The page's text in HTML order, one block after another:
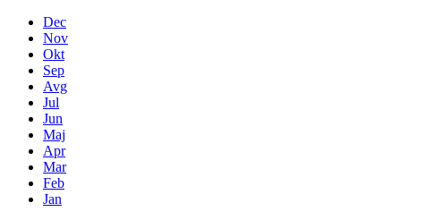
Dec
Nov
Okt
Sep
Avg
Jul
Jun
Maj
Apr
Mar
Feb
Jan